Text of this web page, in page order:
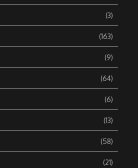
(3)
(163)
(9)
(64)
(6)
(13)
(58)
(21)